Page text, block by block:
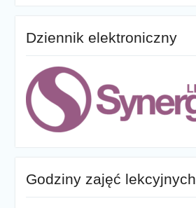
Dziennik elektroniczny
Godziny zajęć lekcyjnych